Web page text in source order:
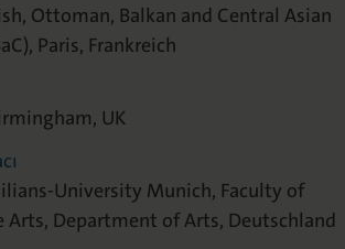
Ottoman, Balkan and Central Asian
Paris, Frankreich
UK
University Munich, Faculty of
Arts, Department of Arts, Deutschland